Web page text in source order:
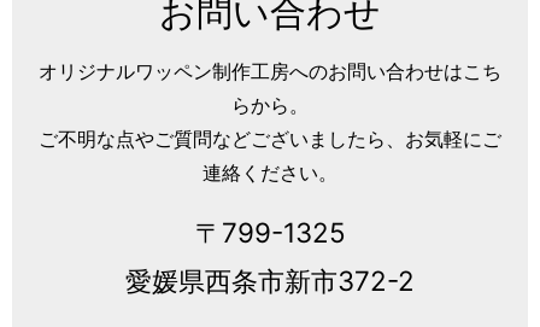
お問い合わせ
オリジナルワッペン制作工房へのお問い合わせはこち
らから。
ご不明な点やご質問などございましたら、お気軽にご
連絡ください。
〒799-1325
愛媛県西条市新市372-2